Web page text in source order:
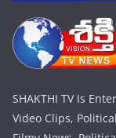
SHAKTHI TV Is
Video Clips,